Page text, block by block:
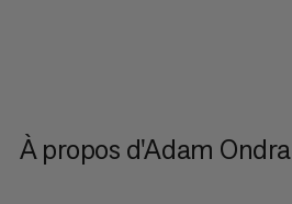
À propos d'Adam Ondra